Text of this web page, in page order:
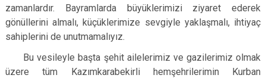
zamanlardır. Bayramlarda büyüklerimizi ziyaret ederek
gönüllerini almalı, küçüklerimize sevgiyle yaklaşmalı, ihtiyaç
sahiplerini de unutmamalıyız.
Bu vesileyle başta şehit ailelerimiz ve gazilerimiz olmak
üzere tüm Kazımkarabekirli hemşehrilerimin Kurban